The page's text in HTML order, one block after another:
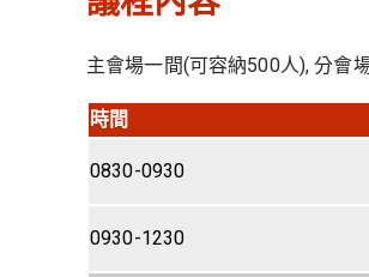
主會場一間(可容納500人), 分會
時間
0830-0930
0930-1230